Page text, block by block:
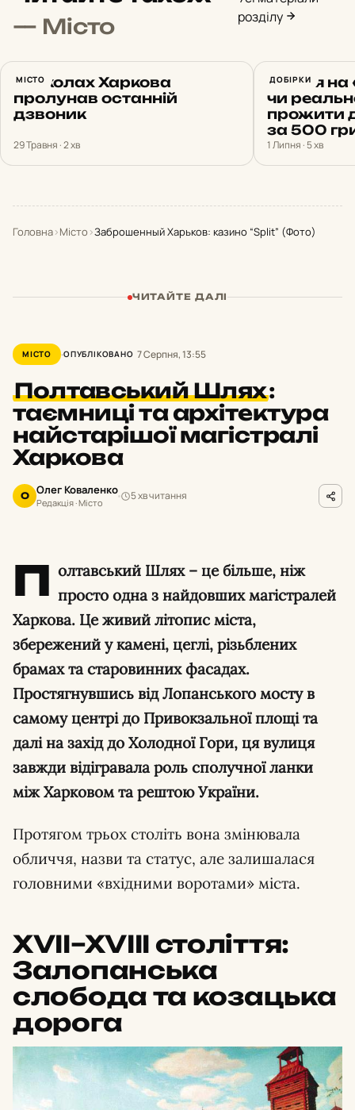
— Місто
розділу
МІСТО
У школах Харкова
пролунав останній
дзвоник
29 Травня · 2 хв
ДОБІРКИ
Життя на
чи
прожити
за 500
1 Липня · 5 хв
Головна›Місто ›Заброшенный Харьков: казино “Split” (Фото)
ЧИТАЙТЕ ДАЛІ
МІСТО ОПУБЛІКОВАНО 7 Серпня, 13:55
Полтавський Шлях:
таємниці та архітектура
найстарішої магістралі
Харкова
О Олег Коваленко
Редакція · Місто
5 хв читання
П олтавський Шлях – це більше, ніж
просто одна з найдовших магістралей
Харкова. Це живий літопис міста,
збережений у камені, цеглі, різьблених
брамах та старовинних фасадах.
Простягнувшись від Лопанського мосту в
самому центрі до Привокзальної площі та
далі на захід до Холодної Гори, ця вулиця
завжди відігравала роль сполучної ланки
між Харковом та рештою України.
Протягом трьох століть вона змінювала
обличчя, назви та статус, але залишалася
головними «вхідними воротами» міста.
XVII–XVIII століття:
Залопанська
слобода та козацька
дорога